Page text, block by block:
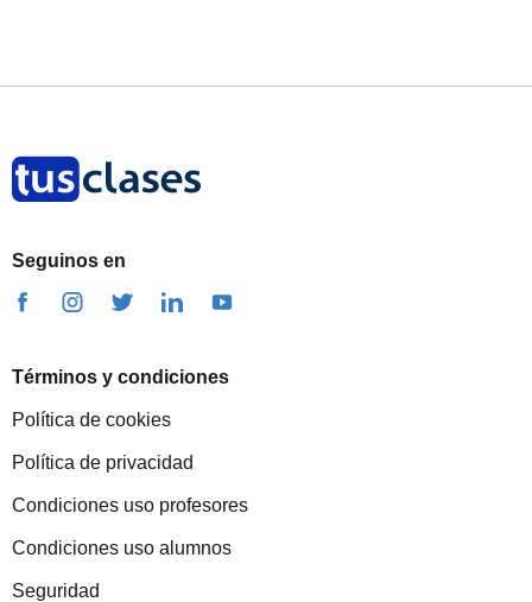
Seguinos en
Términos y condiciones
Política de cookies
Política de privacidad
Condiciones uso profesores
Condiciones uso alumnos
Seguridad